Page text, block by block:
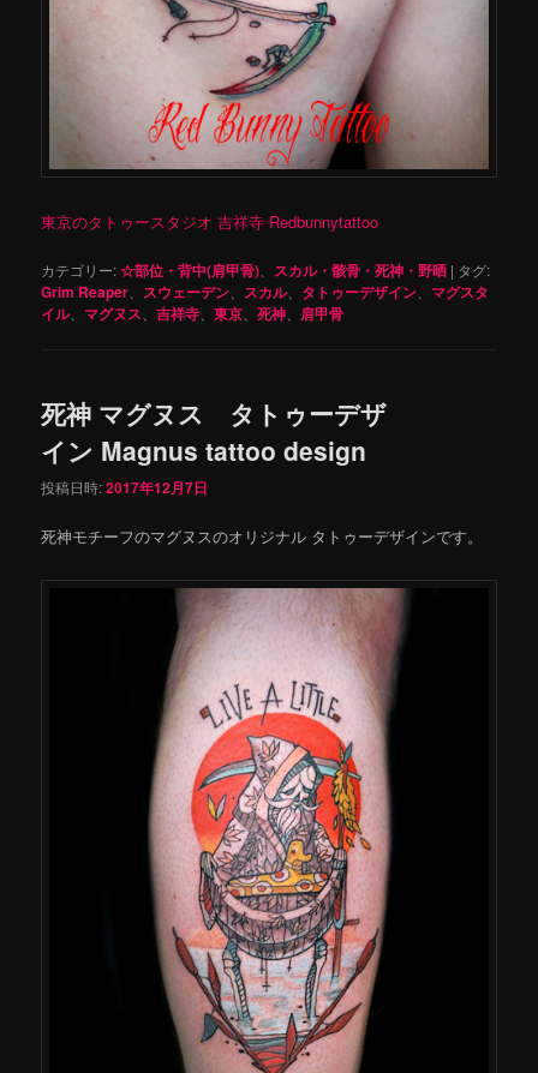
東京のタトゥースタジオ 吉祥寺 Redbunnytattoo
カテゴリー:☆部位・背中(肩甲骨) スカル・骸骨・死神・野晒 | タグ:
Grim Reaper スウェーデン スカル、 タトゥーデザイン
マグスタ
イル、 マグヌス 、吉祥寺 、東京 、死神 肩甲骨
死神 マグヌス タトゥーデザ
イン Magnus tattoo design
投稿日時:2017年12月7日
死神モチーフのマグヌスのオリジナル タトゥーデザインです。